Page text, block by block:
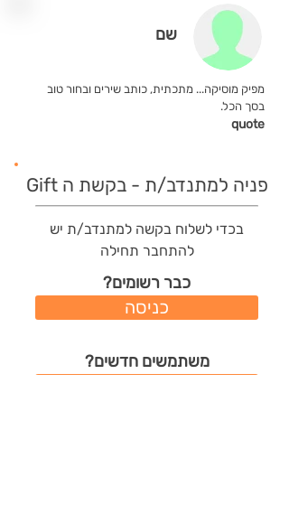
שם
מפיק מוסיקה... מתכתית, כותב שירים ובחור טוב
בסך הכל.
quote
פניה למתנדב/ת - בקשת ה Gift
בכדי לשלוח בקשה למתנדב/ת יש
להתחבר תחילה
כבר רשומים?
כניסה
משתמשים חדשים?